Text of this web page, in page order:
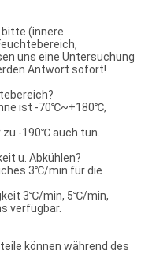
bitte (innere
uns eine Untersuchung
Antwort sofort!
ist -70℃~+180℃,
zu -190℃ auch tun.
u. Abkühlen?
3℃/min für die
3℃/min, 5℃/min,
verfügbar.
können während des